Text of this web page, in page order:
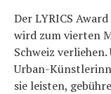
Der LYRICS
wird zum vierten
Schweiz
Urban-
sie leisten,